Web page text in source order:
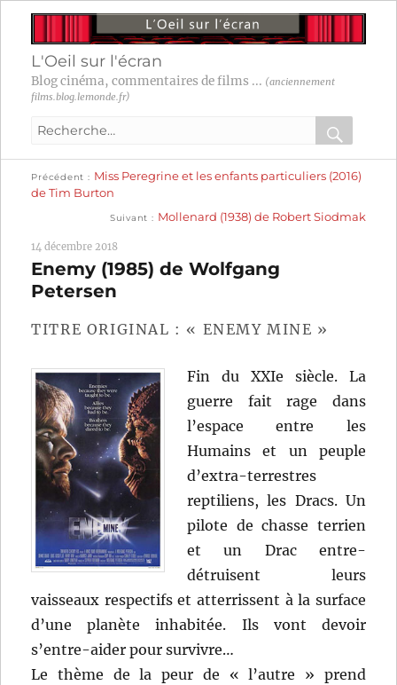
L'Oeil sur l'écran
Blog cinéma, commentaires de films ... (anciennement
films.blog.lemonde.fr)
Recherche
:
OK
Navigation
l’article
Précédent
précédente :
Miss Peregrine et les enfants particuliers (2016)
de Tim Burton
Suivant
suivante :
Mollenard (1938) de Robert Siodmak
14 décembre 2018
Enemy (1985) de Wolfgang
Petersen
TITRE ORIGINAL : « ENEMY MINE »
Fin du XXIe siècle. La
guerre fait rage dans
l’espace entre les
Humains et un peuple
d’extra-terrestres
reptiliens, les Dracs. Un
pilote de chasse terrien
et un Drac entre-
détruisent leurs
vaisseaux respectifs et atterrissent à la surface
d’une planète inhabitée. Ils vont devoir
s’entre-aider pour survivre…
Le thème de la peur de « l’autre » prend